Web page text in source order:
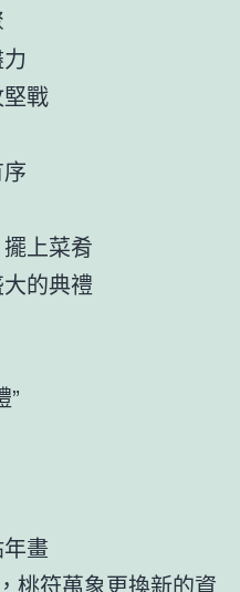
戰
上菜肴
的典禮
”
畫
桃符萬象更換新的資